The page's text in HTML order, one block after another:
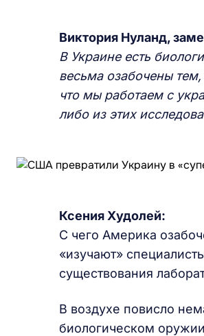
Виктория Нуланд,
В Украине есть
весьма озабочены тем,
что мы работаем с
либо из этих
Ксения Худолей:
С чего Америка
«изучают»
существования
В воздухе повисло
биологическом